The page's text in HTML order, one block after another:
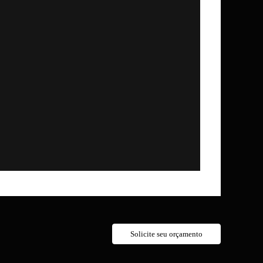
Solicite seu orçamento